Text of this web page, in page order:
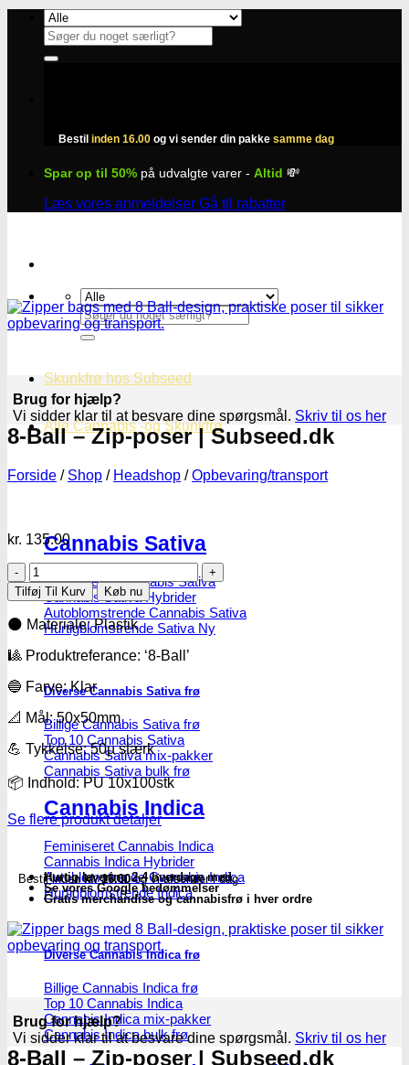
Fortsæt
indhold
Søg
efter:
Bestil inden 16.00 og vi sender din pakke samme dag
Spar op til 50% på udvalgte varer - Altid 💸
Læs vores anmeldelser Gå til rabatter
Søg
efter:
Skunkfrø hos Subseed
Alle Cannabis -og Skunkfrø
Cannabis Sativa
Feminiseret Cannabis Sativa
Cannabis Sativa Hybrider
Autoblomstrende Cannabis Sativa
Hurtigblomstrende Sativa
Diverse Cannabis Sativa frø
Billige Cannabis Sativa frø
Top 10 Cannabis Sativa
Cannabis Sativa mix-pakker
Cannabis Sativa bulk frø
Cannabis Indica
Feminiseret Cannabis Indica
Cannabis Indica Hybrider
Autoblomstrende Cannabis Indica
Hurtigblomstrende Indica
Diverse Cannabis Indica frø
Billige Cannabis Indica frø
Top 10 Cannabis Indica
Cannabis Indica mix-pakker
Cannabis Indica bulk frø
Brug for hjælp?
Vi sidder klar til at besvare dine spørgsmål. Skriv til os her
8-Ball – Zip-poser | Subseed.dk
Forside / Shop / Headshop / Opbevaring/transport
kr. 135.00
8-
Ball
-
Zip-
poser
|
antal
Tilføj Til Kurv Køb nu
🌑 Materiale: Plastik
🎱 Produktreferance: ‘8-Ball’
🔵 Farve: Klar
📐 Mål: 50x50mm
💪 Tykkelse: 50µ stærk
📦 Indhold: PU 10x100stk
Se flere produkt detaljer
Bestil indenkl. 16.00og vi afsender i dag
Hurtig levering 2-4 hverdage med
Se vores Google bedømmelser
Gratis merchandise og cannabisfrø i hver ordre
Brug for hjælp?
Vi sidder klar til at besvare dine spørgsmål. Skriv til os her
8-Ball – Zip-poser | Subseed.dk